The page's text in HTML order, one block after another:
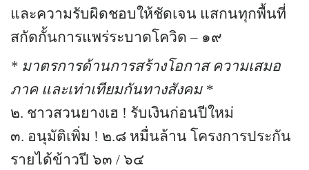
ข้อมูลประชากร
ข้อมูลพื้นฐานของศูนย์บริการนักท่องเที่ยว เทศบาลตำบลปัว
ขั้นตอนการขอรับบริการ
งบแสดงฐานะการคลัง
งบแสดงฐานะการเงิน เทศบาลตำบลปัว ประจำปีงบประมาณ 2561
และความรับผิดชอบให้ชัดเจน แสกนทุกพื้นที่
สกัดกั้นการแพร่ระบาดโควิด – ๑๙
* มาตรการด้านการสร้างโอกาส ความเสมอ
ภาค และเท่าเทียมกันทางสังคม *
๒. ชาวสวนยางเฮ ! รับเงินก่อนปีใหม่
๓. อนุมัติเพิ่ม ! ๒.๘ หมื่นล้าน โครงการประกัน
รายได้ข้าวปี ๖๓ / ๖๔